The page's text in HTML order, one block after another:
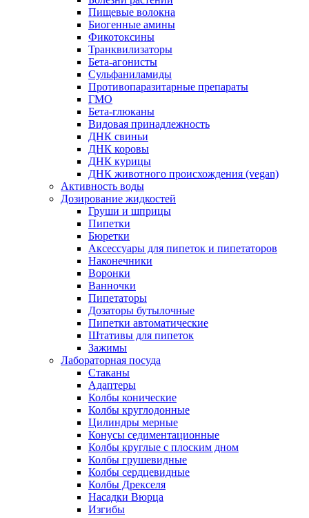
Пищевые волокна
Биогенные амины
Фикотоксины
Транквилизаторы
Бета-агонисты
Сульфаниламиды
Противопаразитарные препараты
ГМО
Бета-глюканы
Видовая принадлежность
ДНК свиньи
ДНК коровы
ДНК курицы
ДНК животного происхождения (vegan)
Активность воды
Дозирование жидкостей
Груши и шприцы
Пипетки
Бюретки
Аксессуары для пипеток и пипетаторов
Наконечники
Воронки
Ванночки
Пипетаторы
Дозаторы бутылочные
Пипетки автоматические
Штативы для пипеток
Зажимы
Лабораторная посуда
Стаканы
Адаптеры
Колбы конические
Колбы круглодонные
Цилиндры мерные
Конусы седиментационные
Колбы круглые с плоским дном
Колбы грушевидные
Колбы сердцевидные
Колбы Дрекселя
Насадки Вюрца
Изгибы